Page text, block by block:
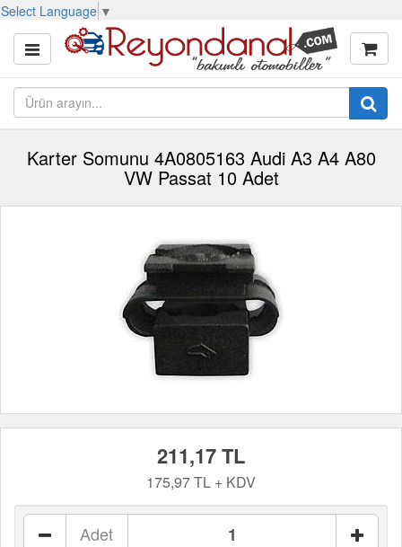
Select Language ▼
Karter Somunu 4A0805163 Audi A3 A4 A80
VW Passat 10 Adet
211,17 TL
175,97 TL + KDV
Adet